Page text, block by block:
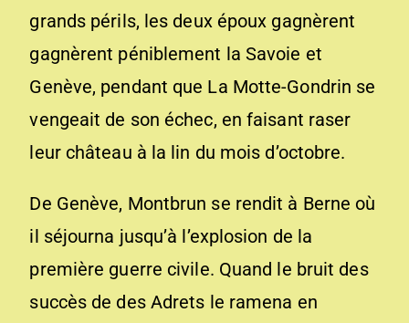
grands périls, les deux époux gagnèrent
gagnèrent péniblement la Savoie et
Genève, pendant que La Motte-Gondrin se
vengeait de son échec, en faisant raser
leur château à la lin du mois d’octobre.
De Genève, Montbrun se rendit à Berne où
il séjourna jusqu’à l’explosion de la
première guerre civile. Quand le bruit des
succès de des Adrets le ramena en